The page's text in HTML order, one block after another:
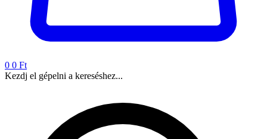
0 0 Ft
Kezdj el gépelni a kereséshez...